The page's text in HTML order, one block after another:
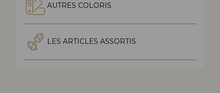
AUTRES COLORIS
LES ARTICLES ASSORTIS